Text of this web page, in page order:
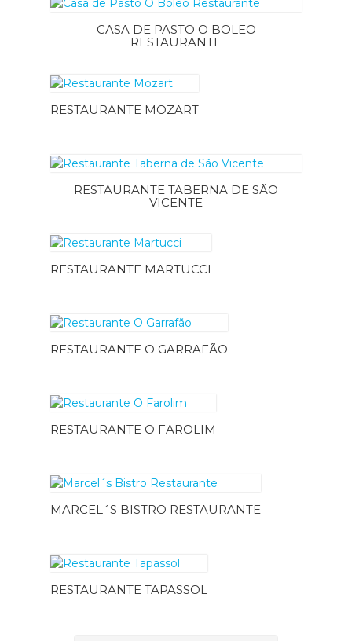
CASA DE PASTO O BOLEO
RESTAURANTE
RESTAURANTE MOZART
RESTAURANTE TABERNA DE SÃO
VICENTE
RESTAURANTE MARTUCCI
RESTAURANTE O GARRAFÃO
RESTAURANTE O FAROLIM
MARCEL´S BISTRO RESTAURANTE
RESTAURANTE TAPASSOL